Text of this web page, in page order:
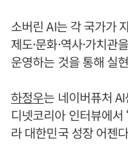
소버린 AI는 각 국가가
제도·문화·역사·가치관
운영하는 것을 통해 실
하정우는 네이버퓨처
디넷코리아 인터뷰에
라 대한민국 성장 어젠